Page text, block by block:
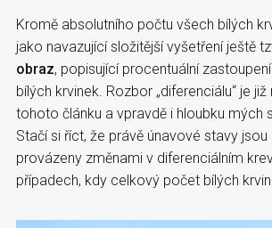
Kromě absolutního počtu všech bílých
jako navazující složitější vyšetření ještě
obraz, popisující procentuální
bílých krvinek. Rozbor „diferenciálu“ je
tohoto článku a vpravdě i hloubku mých
Stačí si říct, že právě únavové stavy jsou
provázeny změnami v diferenciálním
případech, kdy celkový počet bílých